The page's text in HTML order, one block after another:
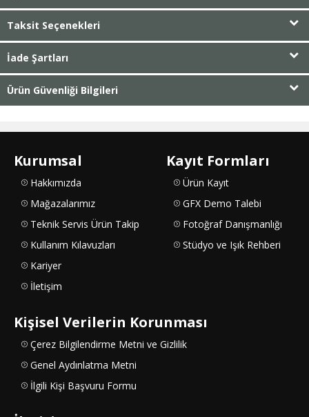
Taksit Seçenekleri
İade Şartları
Ürün Güvenliği Bilgileri
Kurumsal
Hakkımızda
Mağazalarımız
Teknik Servis Ürün Takip
Kullanım Kılavuzları
Kariyer
İletişim
Kayıt Formları
Ürün Kayıt
GFX Demo Talebi
Fotoğraf Danışmanlığı
Stüdyo ve Işık Rehberi
Kişisel Verilerin Korunması
Çerez Bilgilendirme Metni ve Gizlilik
Genel Aydınlatma Metni
İlgili Kişi Başvuru Formu